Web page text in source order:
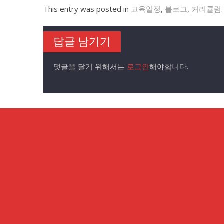
This entry was posted in 교육일정, 블로그, 커리큘럼
답글 남기기
댓글을 달기 위해서는 로그인해야합니다.